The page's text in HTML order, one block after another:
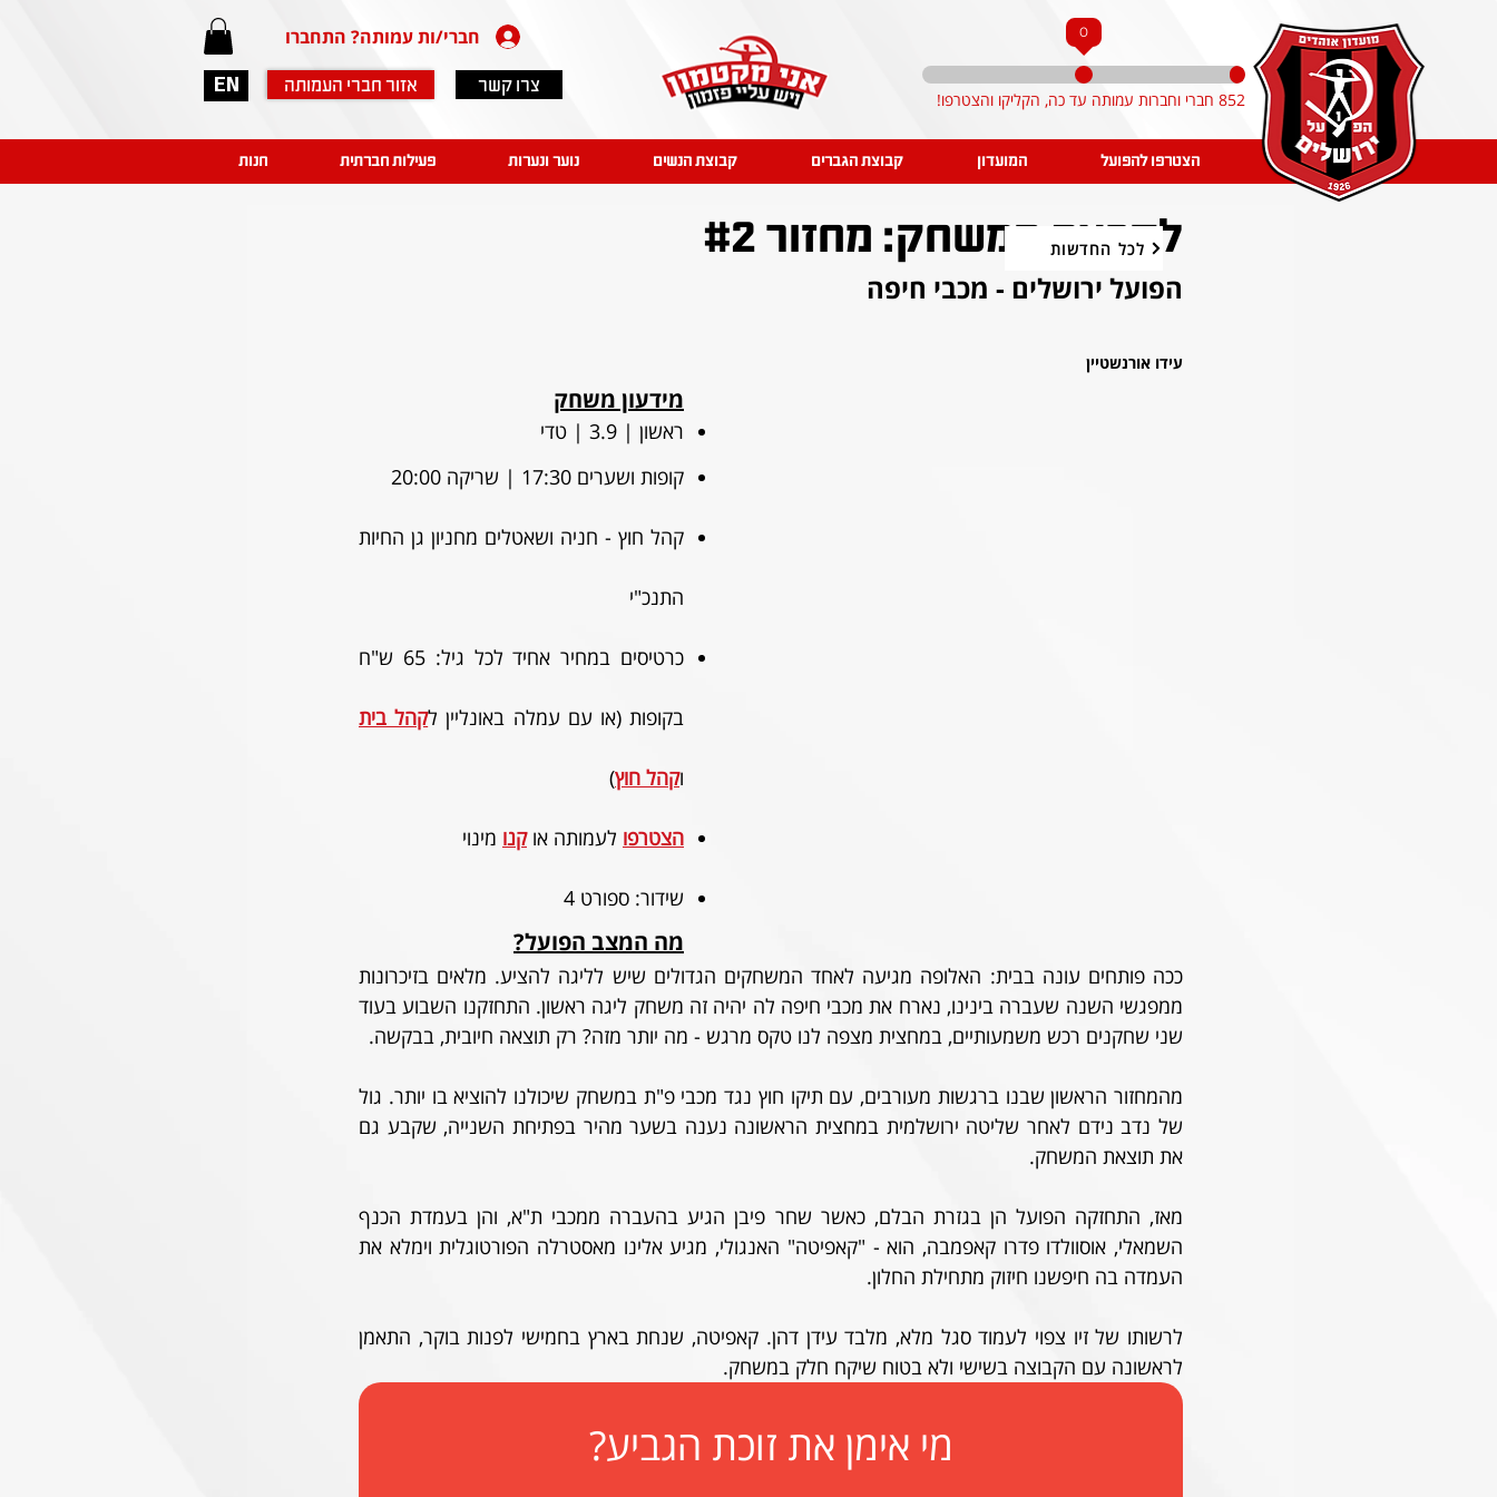
EN
חברי/ות עמותה? התחברו
אזור חברי העמותה צרו קשר
0
852 חברי וחברות עמותה עד כה, הקליקו והצטרפו!
הצטרפו להפועל המועדון קבוצת הגברים קבוצת הנשים נוער ונערות פעילות חברתית חנות
לקראת המשחק: מחזור #2
הפועל ירושלים - מכבי חיפה
עידו אורנשטיין
מידעון משחק
ראשון | 3.9 | טדי
קופות ושערים 17:30 | שריקה 20:00
התנכ"י
בקופות (או עם עמלה באונליין לקהל בית
וקהל חוץ)
הצטרפו לעמותה או קנו מינוי
שידור: ספורט 4
מה המצב הפועל?
שני שחקנים רכש משמעותיים, במחצית מצפה לנו טקס מרגש - מה יותר מזה? רק תוצאה חיובית, בבקשה.
את תוצאת המשחק.
העמדה בה חיפשנו חיזוק מתחילת החלון.
לראשונה עם הקבוצה בשישי ולא בטוח שיקח חלק במשחק.
מי אימן את זוכת הגביע?
לכל החדשות